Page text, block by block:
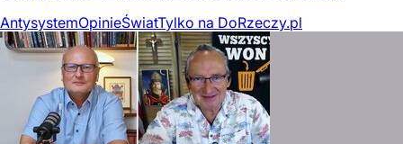
AntysystemOpinieŚwiatTylko na DoRzeczy.pl